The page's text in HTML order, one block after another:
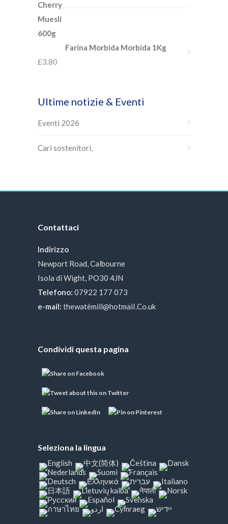
Farina Morbida Morbida 1Kg
£3.80
Ultime notizie & Eventi
Eventi 2026
Cari sostenitori,
Contattaci
Indirizzo
Newport Road, Calbourne
Isola di Wight, PO30 4JN
Telefono: 07922 177 073
e-mail: thewatèmill@hotmaiI.Co.uk
Condividi questa pagina
Seleziona la lingua